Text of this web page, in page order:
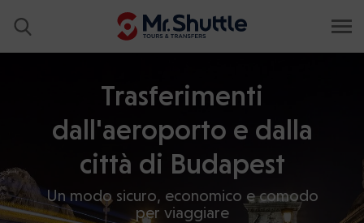
Trasferimenti
dall'aeroporto e dalla
città di Budapest
Un modo sicuro, economico e comodo
per viaggiare